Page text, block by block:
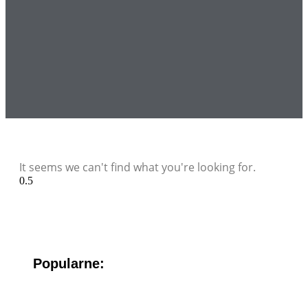
It seems we can't find what you're looking for.
Popularne: